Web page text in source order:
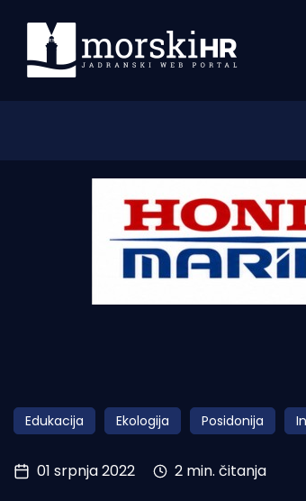
Morski plus
Pomorstvo
Ribolov
Edukacija Ekologija Posidonija
01 srpnja 2022 2 min. čitanja